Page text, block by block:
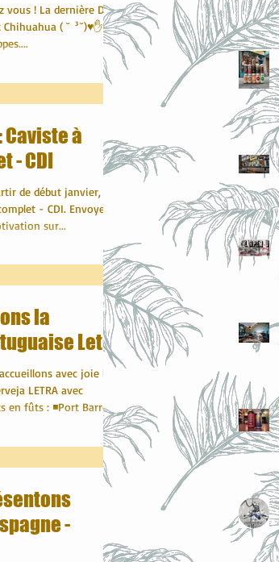
vous ! La dernière DIPA
Caviste à
- CDI
de début janvier,
- CDI. Envoyez-
sur...
la
Letra
avec joie la
LETRA avec
plusieurs vieillissements en fûts : ◾Port Barrel...
-